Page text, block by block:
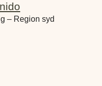
– Region syd